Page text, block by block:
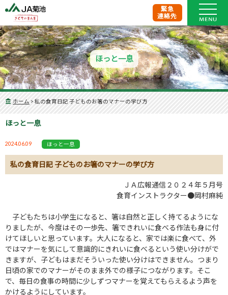
緊急
連絡先
ほっと一息
ホーム > 私の食育日記 子どものお箸のマナーの学び方
ほっと一息
2024.06.09 ほっと一息
私の食育日記 子どものお箸のマナーの学び方
ＪＡ広報通信２０２４年５月号
食育インストラクター●岡村麻純
子どもたちは小学生になると、箸は自然と正しく持てるようにな
りましたが、今度はその一歩先、箸できれいに食べる作法も身に付
けてほしいと思っています。大人になると、家では楽に食べて、外
ではマナーを気にして意識的にきれいに食べるという使い分けがで
きますが、子どもはまだそういった使い分けはできません。つまり
日頃の家でのマナーがそのまま外での様子につながります。そこ
で、毎日の食事の時間に少しずつマナーを覚えてもらえるよう声を
かけるようにしています。